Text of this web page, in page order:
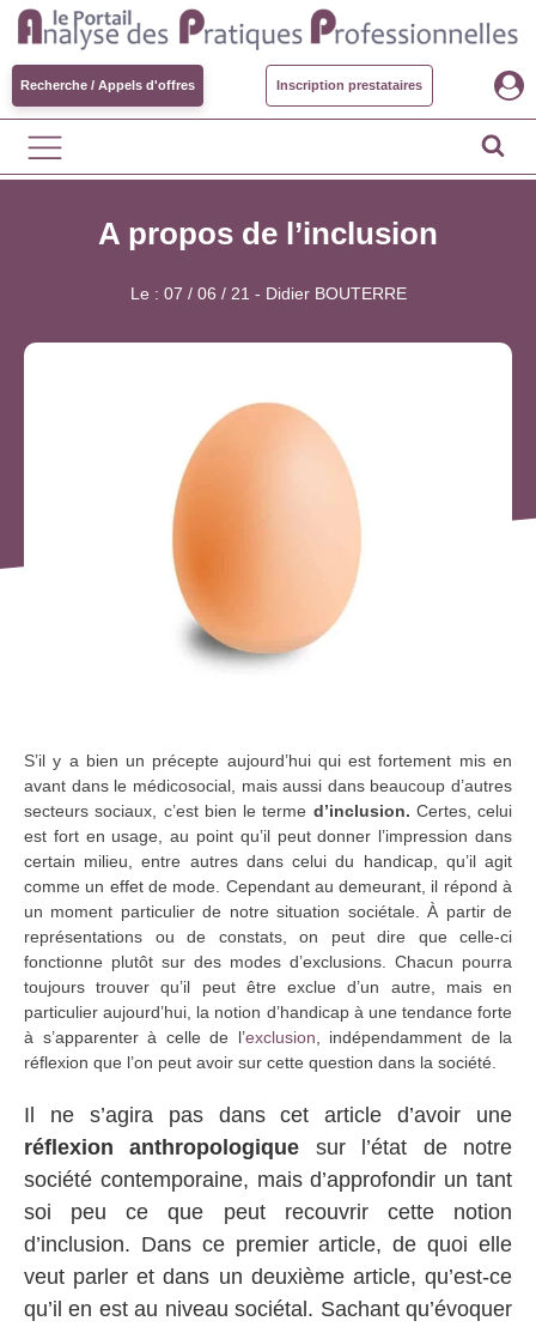
Recherche / Appels d'offres Inscription prestataires
A propos de l’inclusion
Le : 07 / 06 / 21 - Didier BOUTERRE
S’il y a bien un précepte aujourd’hui qui est fortement mis en
avant dans le médicosocial, mais aussi dans beaucoup d’autres
secteurs sociaux, c’est bien le terme d’inclusion. Certes, celui
est fort en usage, au point qu’il peut donner l’impression dans
certain milieu, entre autres dans celui du handicap, qu’il agit
comme un effet de mode. Cependant au demeurant, il répond à
un moment particulier de notre situation sociétale. À partir de
représentations ou de constats, on peut dire que celle-ci
fonctionne plutôt sur des modes d’exclusions. Chacun pourra
toujours trouver qu’il peut être exclue d’un autre, mais en
particulier aujourd’hui, la notion d’handicap à une tendance forte
à s’apparenter à celle de l’exclusion , indépendamment de la
réflexion que l’on peut avoir sur cette question dans la société.
Il ne s’agira pas dans cet article d’avoir une
réflexion anthropologique sur l’état de notre
société contemporaine, mais d’approfondir un tant
soi peu ce que peut recouvrir cette notion
d’inclusion. Dans ce premier article, de quoi elle
veut parler et dans un deuxième article, qu’est-ce
qu’il en est au niveau sociétal. Sachant qu’évoquer